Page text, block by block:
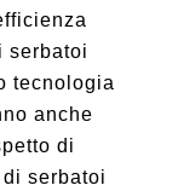
serbatoi
tecnologia
anche
di
serbatoi